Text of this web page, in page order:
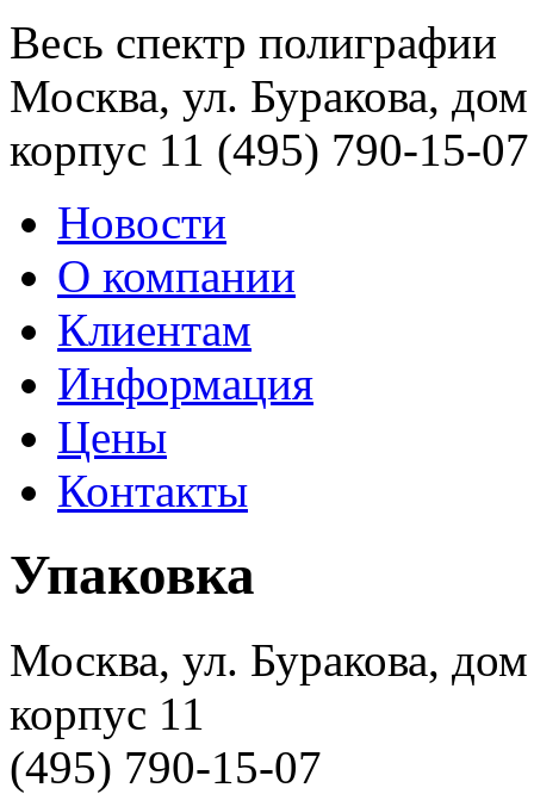
Весь спектр полиграфии
Москва, ул. Буракова,
корпус 11 (495) 790-15-07
Новости
О компании
Клиентам
Информация
Цены
Контакты
Упаковка
Москва, ул. Буракова,
корпус 11
(495) 790-15-07